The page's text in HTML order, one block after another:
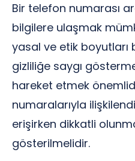
Bir telefon numarası
bilgilere ulaşmak
yasal ve etik boyutları
gizliliğe saygı
hareket etmek
numaralarıyla
erişirken dikkatli
gösterilmelidir.